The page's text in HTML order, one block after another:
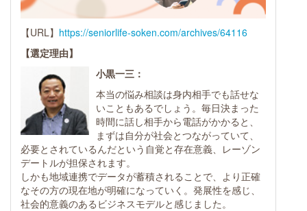
【URL】 https://seniorlife-soken.com/archives/64116
【選定理由】
小黒一三：
本当の悩み相談は身内相手でも話せな
いこともあるでしょう。毎日決まった
時間に話し相手から電話がかかると、
まずは自分が社会とつながっていて、
必要とされているんだという自覚と存在意義、レーゾン
デートルが担保されます。
しかも地域連携でデータが蓄積されることで、より正確
なその方の現在地が明確になっていく。発展性を感じ、
社会的意義のあるビジネスモデルと感じました。